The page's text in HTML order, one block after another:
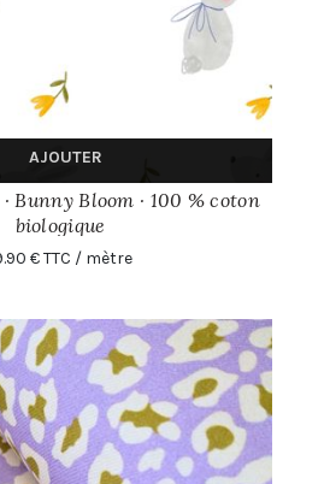
AJOUTER
Bunny Bloom · 100 % coton
biologique
€ TTC / mètre